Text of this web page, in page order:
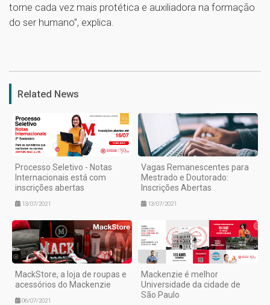
torne cada vez mais protética e auxiliadora na formação
do ser humano”, explica.
Related News
Processo Seletivo - Notas
Internacionais está com
inscrições abertas
13/07/2021
Vagas Remanescentes para
Mestrado e Doutorado:
Inscrições Abertas
13/07/2021
MackStore, a loja de roupas e
acessórios do Mackenzie
06/07/2021
Mackenzie é melhor
Universidade da cidade de
São Paulo